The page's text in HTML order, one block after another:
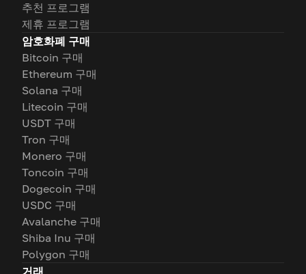
추천 프로그램
제휴 프로그램
암호화폐 구매
Bitcoin 구매
Ethereum 구매
Solana 구매
Litecoin 구매
USDT 구매
Tron 구매
Monero 구매
Toncoin 구매
Dogecoin 구매
USDC 구매
Avalanche 구매
Shiba Inu 구매
Polygon 구매
거래